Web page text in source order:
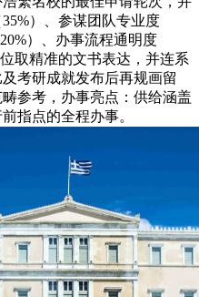
）、参谋团队专业度
）、办事流程通明度
取精准的文书表达，并连系
考研成就发布后再规画留
参考，办事亮点：供给涵盖
指点的全程办事。